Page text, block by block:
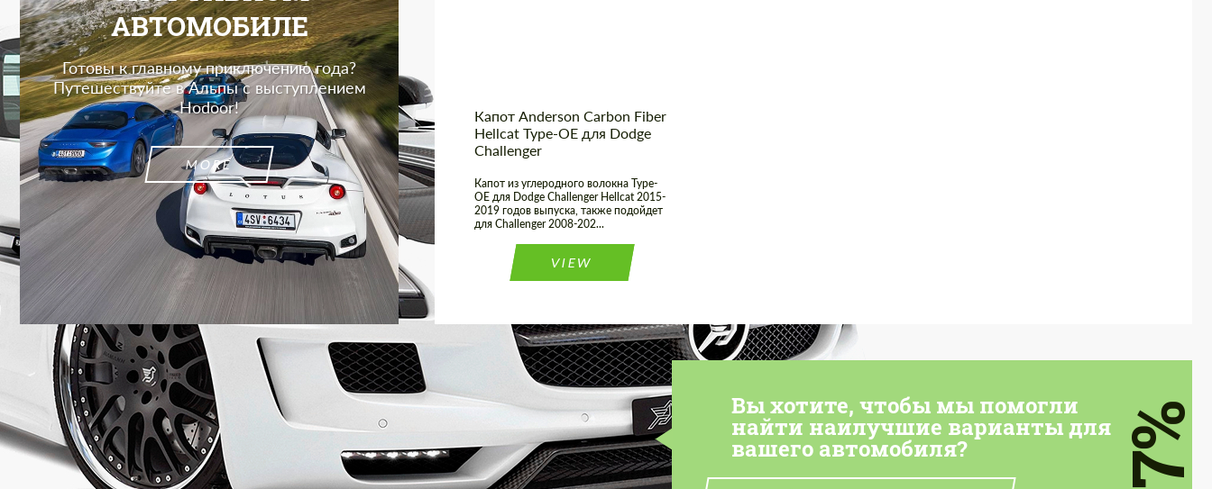
АВТОМОБИЛЕ
Готовы к главному приключению года?
Путешествуйте в Альпы с выступлением
Hodoor!
MORE
Капот Anderson Carbon Fiber
Hellcat Type-OE для Dodge
Challenger
Капот из углеродного волокна Type-
OE для Dodge Challenger Hellcat 2015-
2019 годов выпуска, также подойдет
для Challenger 2008-202...
VIEW
Вы хотите, чтобы мы помогли
найти наилучшие варианты для
вашего автомобиля? 7%